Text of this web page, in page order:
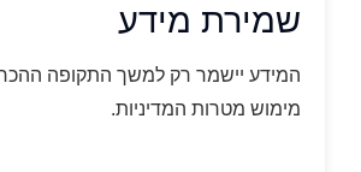
שמירת מידע
המידע יישמר רק למשך התקופה
מימוש מטרות המדיניות.